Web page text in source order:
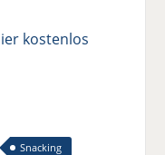
kostenlos
Snacking